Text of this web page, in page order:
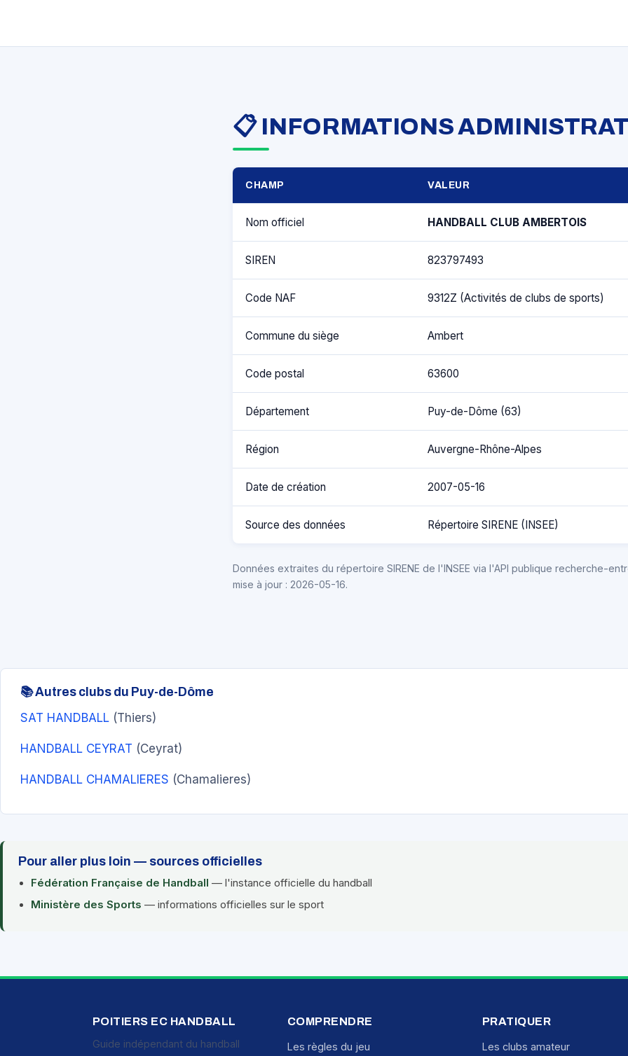
📋 INFORMATIONS
CHAMP VALEUR
Nom officiel HANDBALL CLUB AMBERTOIS
SIREN 823797493
Code NAF 9312Z (Activités de clubs de sports)
Commune du siège Ambert
Code postal 63600
Département Puy-de-Dôme (63)
Région Auvergne-Rhône-Alpes
Date de création 2007-05-16
Source des données Répertoire SIRENE (INSEE)
Données extraites du répertoire SIRENE de l'INSEE via l'API publique recherche-
mise à jour : 2026-05-16.
📚 Autres clubs du Puy-de-Dôme
SAT HANDBALL (Thiers)
HANDBALL CEYRAT (Ceyrat)
HANDBALL CHAMALIERES (Chamalieres)
Pour aller plus loin — sources officielles
Fédération Française de Handball — l'instance officielle du handball
Ministère des Sports — informations officielles sur le sport
POITIERS EC HANDBALL
Guide indépendant du handball
COMPRENDRE
Les règles du jeu
PRATIQUER
Les clubs amateur